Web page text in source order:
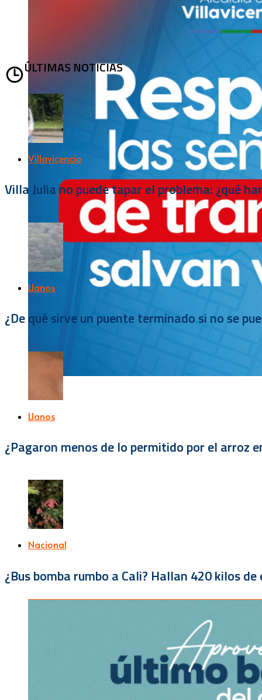
ÚLTIMAS NOTICIAS
Villavicencio
Villa Julia no puede tapar el problema: ¿qué
Llanos
¿De qué sirve un puente terminado si no se
Llanos
¿Pagaron menos de lo permitido por el arroz
Nacional
¿Bus bomba rumbo a Cali? Hallan 420 kilos